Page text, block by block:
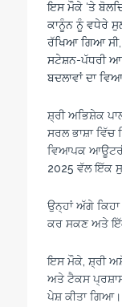
ਇਸ ਮੌਕੇ ‘ਤੇ
ਕਾਨੂੰਨ ਨੂੰ ਵਧੇਰੇ
ਰੱਖਿਆ ਗਿਆ ਸੀ,
ਸਟੇਸ਼ਨ-ਪੱਧਰੀ
ਬਦਲਾਵਾਂ ਦਾ
ਸ਼੍ਰੀ ਅਭਿਸ਼ੇਕ
ਸਰਲ ਭਾਸ਼ਾ
ਵਿਆਪਕ
2025 ਵੱਲ ਇੱਕ
ਉਨ੍ਹਾਂ ਅੱਗੇ
ਕਰ ਸਕਣ ਅਤੇ ਇੱਕ
ਇਸ ਮੌਕੇ, ਸ਼੍ਰੀ
ਅਤੇ ਟੈਕਸ
ਪੇਸ਼ ਕੀਤਾ